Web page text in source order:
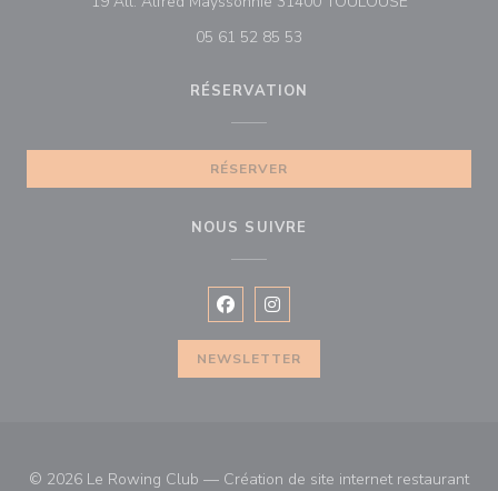
05 61 52 85 53
RÉSERVATION
RÉSERVER
NOUS SUIVRE
Facebook ((ouvre une nouvelle
Instagram ((ouvre une
NEWSLETTER
© 2026 Le Rowing Club — Création de site internet restaurant